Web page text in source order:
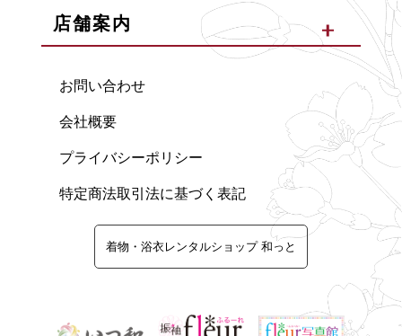
店舗案内
お問い合わせ
会社概要
プライバシーポリシー
特定商法取引法に基づく表記
着物・浴衣レンタルショップ 和っと